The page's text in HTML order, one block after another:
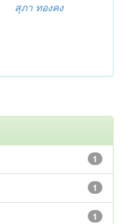
สุภา ทองคง
1
1
1